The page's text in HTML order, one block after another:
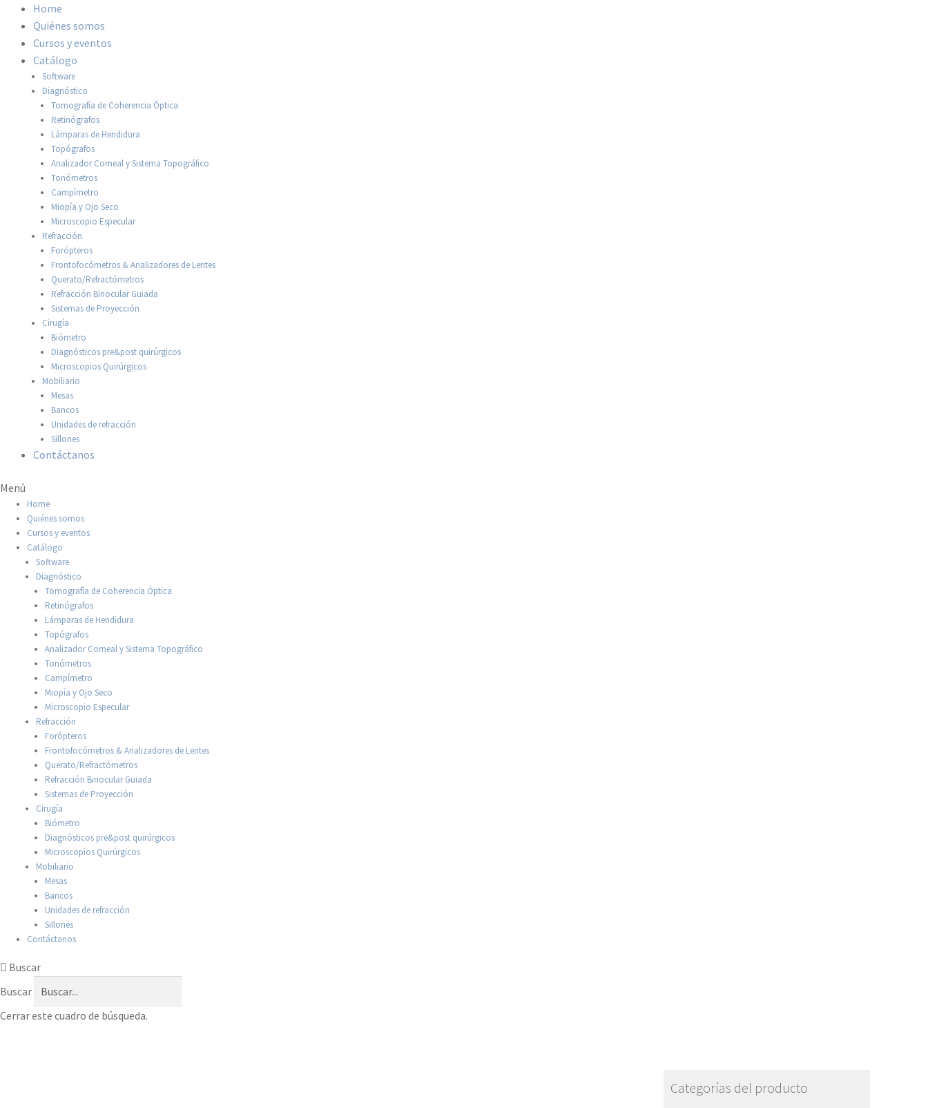
Home
Quiénes somos
Cursos y eventos
Catálogo
Software
Diagnóstico
Tomografía de Coherencia Óptica
Retinógrafos
Lámparas de Hendidura
Topógrafos
Analizador Corneal y Sistema Topográfico
Tonómetros
Campímetro
Miopía y Ojo Seco
Microscopio Especular
Refracción
Forópteros
Frontofocómetros & Analizadores de Lentes
Querato/Refractómetros
Refracción Binocular Guiada
Sistemas de Proyección
Cirugía
Biómetro
Diagnósticos pre&post quirúrgicos
Microscopios Quirúrgicos
Mobiliario
Mesas
Bancos
Unidades de refracción
Sillones
Contáctanos
Menú
Home
Quiénes somos
Cursos y eventos
Catálogo
Software
Diagnóstico
Tomografía de Coherencia Óptica
Retinógrafos
Lámparas de Hendidura
Topógrafos
Analizador Corneal y Sistema Topográfico
Tonómetros
Campímetro
Miopía y Ojo Seco
Microscopio Especular
Refracción
Forópteros
Frontofocómetros & Analizadores de Lentes
Querato/Refractómetros
Refracción Binocular Guiada
Sistemas de Proyección
Cirugía
Biómetro
Diagnósticos pre&post quirúrgicos
Microscopios Quirúrgicos
Mobiliario
Mesas
Bancos
Unidades de refracción
Sillones
Contáctanos
Buscar
Buscar
Cerrar este cuadro de búsqueda.
Categorías del producto